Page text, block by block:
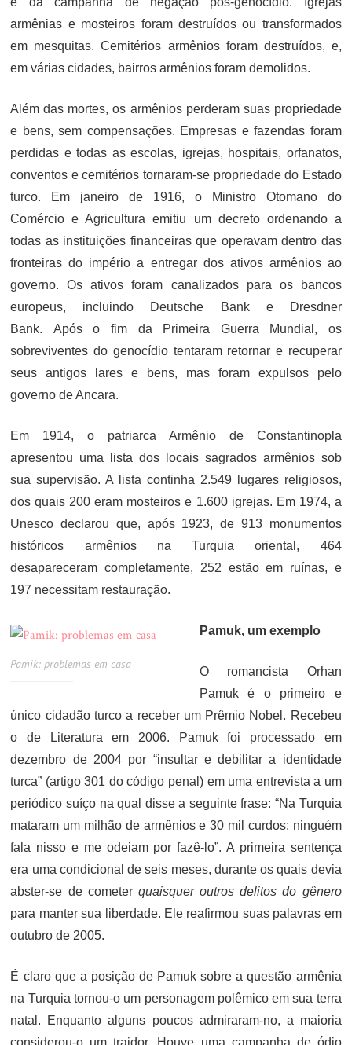
armênias e mosteiros foram destruídos ou transformados
em mesquitas. Cemitérios armênios foram destruídos, e,
em várias cidades, bairros armênios foram demolidos.
Além das mortes, os armênios perderam suas propriedade
e bens, sem compensações. Empresas e fazendas foram
perdidas e todas as escolas, igrejas, hospitais, orfanatos,
conventos e cemitérios tornaram-se propriedade do Estado
turco. Em janeiro de 1916, o Ministro Otomano do
Comércio e Agricultura emitiu um decreto ordenando a
todas as instituições financeiras que operavam dentro das
fronteiras do império a entregar dos ativos armênios ao
governo. Os ativos foram canalizados para os bancos
europeus, incluindo Deutsche Bank e Dresdner
Bank. Após o fim da Primeira Guerra Mundial, os
sobreviventes do genocídio tentaram retornar e recuperar
seus antigos lares e bens, mas foram expulsos pelo
governo de Ancara.
Em 1914, o patriarca Armênio de Constantinopla
apresentou uma lista dos locais sagrados armênios sob
sua supervisão. A lista continha 2.549 lugares religiosos,
dos quais 200 eram mosteiros e 1.600 igrejas. Em 1974, a
Unesco declarou que, após 1923, de 913 monumentos
históricos armênios na Turquia oriental, 464
desapareceram completamente, 252 estão em ruínas, e
197 necessitam restauração.
Pamik: problemas em casa
Pamuk, um exemplo
O romancista Orhan
Pamuk é o primeiro e
único cidadão turco a receber um Prêmio Nobel. Recebeu
o de Literatura em 2006. Pamuk foi processado em
dezembro de 2004 por “insultar e debilitar a identidade
turca” (artigo 301 do código penal) em uma entrevista a um
periódico suíço na qual disse a seguinte frase: “Na Turquia
mataram um milhão de armênios e 30 mil curdos; ninguém
fala nisso e me odeiam por fazê-lo”. A primeira sentença
era uma condicional de seis meses, durante os quais devia
abster-se de cometer quaisquer outros delitos do gênero
para manter sua liberdade. Ele reafirmou suas palavras em
outubro de 2005.
É claro que a posição de Pamuk sobre a questão armênia
na Turquia tornou-o um personagem polêmico em sua terra
natal. Enquanto alguns poucos admiraram-no, a maioria
considerou-o um traidor. Houve uma campanha de ódio